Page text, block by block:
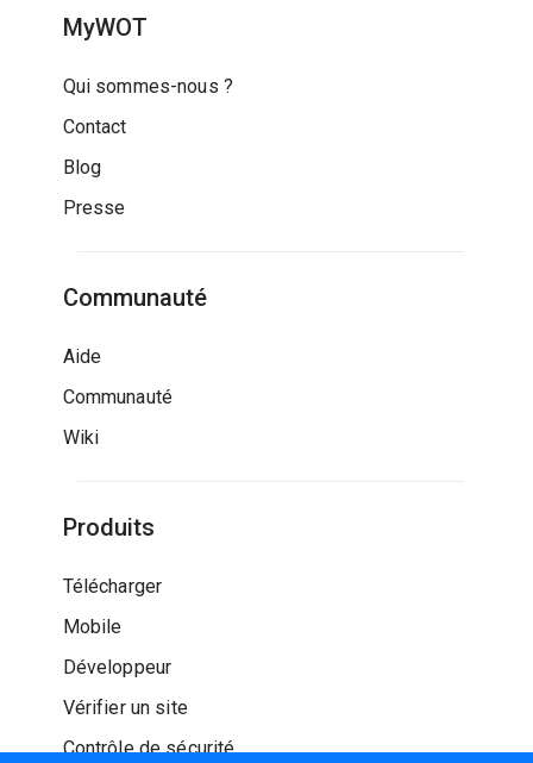
MyWOT
Qui sommes-nous ?
Contact
Blog
Presse
Communauté
Aide
Communauté
Wiki
Produits
Télécharger
Mobile
Développeur
Vérifier un site
Contrôle de sécurité